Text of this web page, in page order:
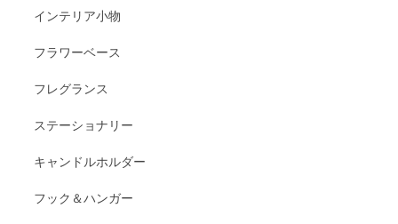
インテリア小物
フラワーベース
フレグランス
ステーショナリー
キャンドルホルダー
フック＆ハンガー